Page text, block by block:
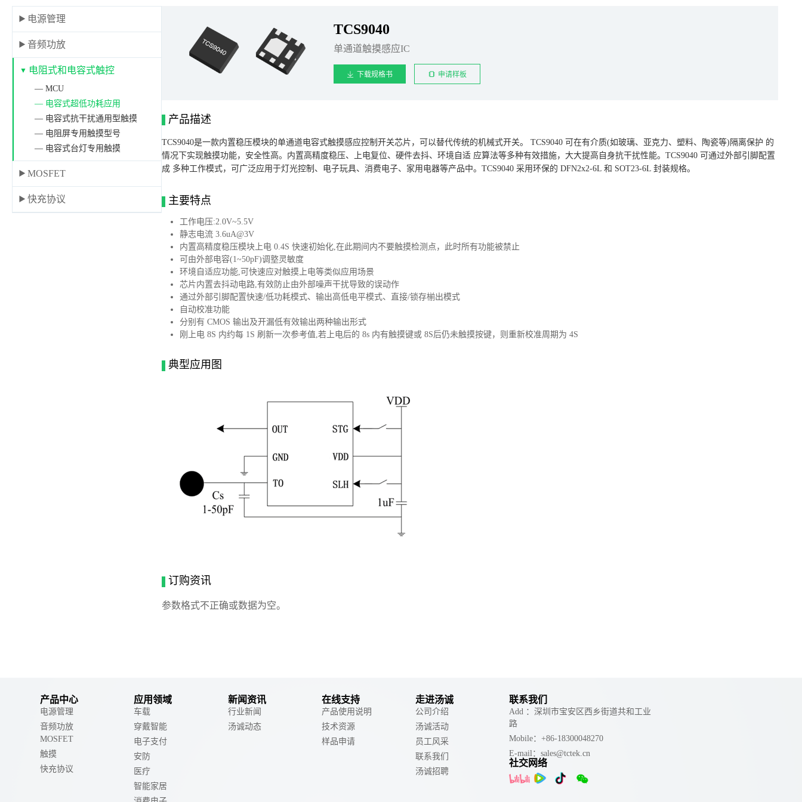
电源管理
音频功放
电阻式和电容式触控
— MCU
— 电容式超低功耗应用
— 电容式抗干扰通用型触摸
— 电阻屏专用触摸型号
— 电容式台灯专用触摸
MOSFET
快充协议
TCS9040
单通道触摸感应IC
下载规格书 申请样板
产品描述
TCS9040是一款内置稳压模块的单通道电容式触摸感应控制开关芯片，可以替代传统的机械式开关。 TCS9040 可在有介质(如玻璃、亚克力、塑料、陶瓷等)隔离保护 的
情况下实现触摸功能，安全性高。内置高精度稳压、上电复位、硬件去抖、环境自适 应算法等多种有效措施，大大提高自身抗干扰性能。TCS9040 可通过外部引脚配置
成 多种工作模式，可广泛应用于灯光控制、电子玩具、消费电子、家用电器等产品中。TCS9040 采用环保的 DFN2x2-6L 和 SOT23-6L 封装规格。
主要特点
工作电压:2.0V~5.5V
静志电流 3.6uA@3V
内置高精度稳压模块上电 0.4S 快速初始化,在此期间内不要触摸检测点，此时所有功能被禁止
可由外部电容(1~50pF)调墪灵敏度
环境自适应功能,可快速应对触摸上电等类似应用场景
芯片内置去抖动电路,有效防止由外部噪声干扰导致的误动作
通过外部引脚配置快速/低功耗模式、输出高低电平模式、直接/锁存椾出模式
自动校准功能
分别有 CMOS 输出及开漏低有效输出两种输出形式
刚上电 8S 内约每 1S 刷新一次参考值,若上电后的 8s 内有触摸键或 8S后仍未触摸按键，则重新校准周期为 4S
典型应用图
订购资讯
参数格式不正确或数据为空。
产品中心
电源管理
音频功放
MOSFET
触摸
快充协议
应用领域
车载
穿戴智能
电子支付
安防
医疗
智能家居
新闻资讯
行业新闻
汤诚动态
在线支持
产品使用说明
技术资源
样品申请
走进汤诚
公司介绍
汤诚活动
员工风采
联系我们
汤诚招聘
联系我们
Add ：深圳市宝安区西乡街道共和工业
路
Mobile：+86-18300048270
E-mail：sales@tctek.cn
社交网络